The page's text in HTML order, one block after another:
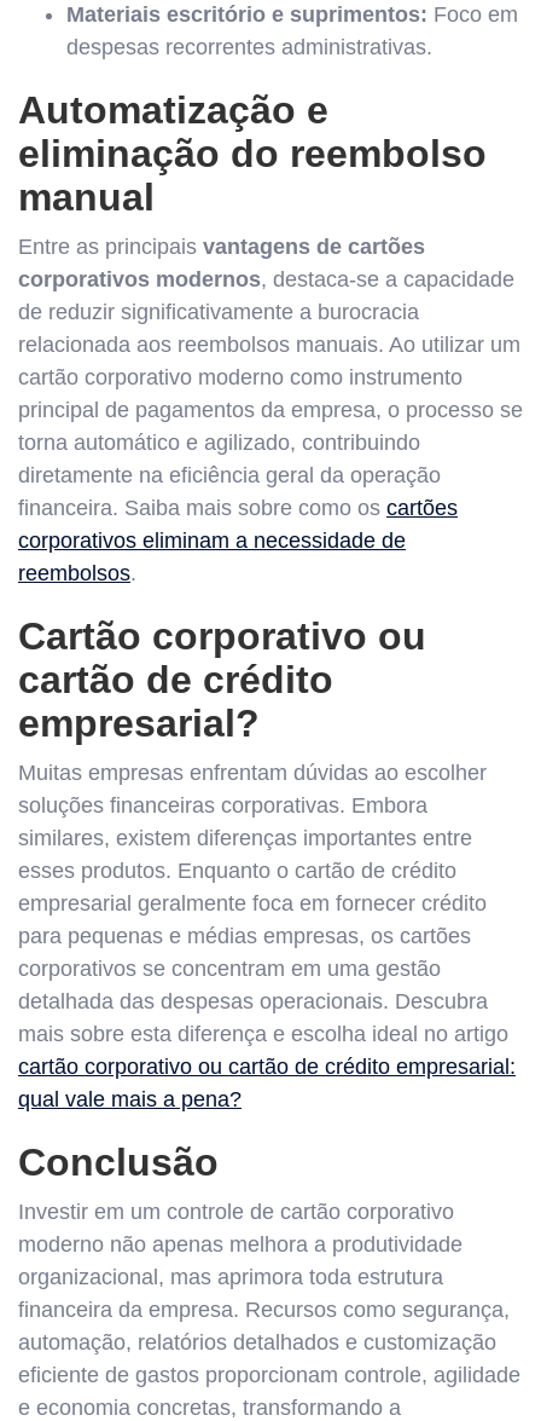
Materiais escritório e suprimentos: Foco em
despesas recorrentes administrativas.
Automatização e
eliminação do reembolso
manual
Entre as principais vantagens de cartões
corporativos modernos, destaca-se a capacidade
de reduzir significativamente a burocracia
relacionada aos reembolsos manuais. Ao utilizar um
cartão corporativo moderno como instrumento
principal de pagamentos da empresa, o processo se
torna automático e agilizado, contribuindo
diretamente na eficiência geral da operação
financeira. Saiba mais sobre como os cartões
corporativos eliminam a necessidade de
reembolsos.
Cartão corporativo ou
cartão de crédito
empresarial?
Muitas empresas enfrentam dúvidas ao escolher
soluções financeiras corporativas. Embora
similares, existem diferenças importantes entre
esses produtos. Enquanto o cartão de crédito
empresarial geralmente foca em fornecer crédito
para pequenas e médias empresas, os cartões
corporativos se concentram em uma gestão
detalhada das despesas operacionais. Descubra
mais sobre esta diferença e escolha ideal no artigo
cartão corporativo ou cartão de crédito empresarial:
qual vale mais a pena?
Conclusão
Investir em um controle de cartão corporativo
moderno não apenas melhora a produtividade
organizacional, mas aprimora toda estrutura
financeira da empresa. Recursos como segurança,
automação, relatórios detalhados e customização
eficiente de gastos proporcionam controle, agilidade
e economia concretas, transformando a